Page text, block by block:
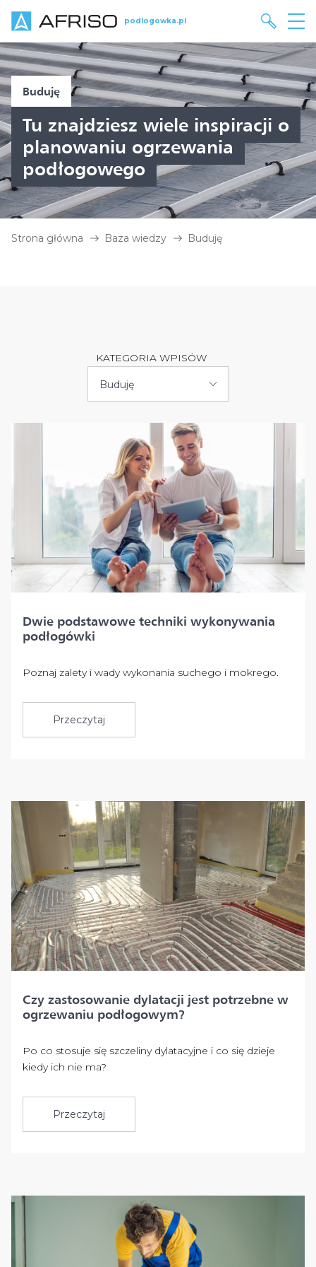
podlogowka.pl
Buduję
Tu znajdziesz wiele inspiracji o
planowaniu ogrzewania
podłogowego
Strona główna Baza wiedzy Buduję
KATEGORIA WPISÓW
Buduję
Dwie podstawowe techniki wykonywania
podłogówki
Poznaj zalety i wady wykonania suchego i mokrego.
Przeczytaj
Czy zastosowanie dylatacji jest potrzebne w
ogrzewaniu podłogowym?
Po co stosuje się szczeliny dylatacyjne i co się dzieje
kiedy ich nie ma?
Przeczytaj